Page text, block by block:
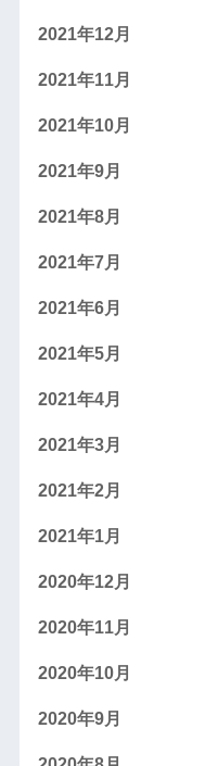
2021年12月
2021年11月
2021年10月
2021年9月
2021年8月
2021年7月
2021年6月
2021年5月
2021年4月
2021年3月
2021年2月
2021年1月
2020年12月
2020年11月
2020年10月
2020年9月